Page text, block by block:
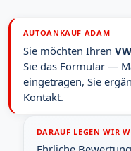
AUTOANKAUF ADAM
Sie möchten Ihren
Sie das Formular —
eingetragen, Sie
Kontakt.
DARAUF LEGEN WIR